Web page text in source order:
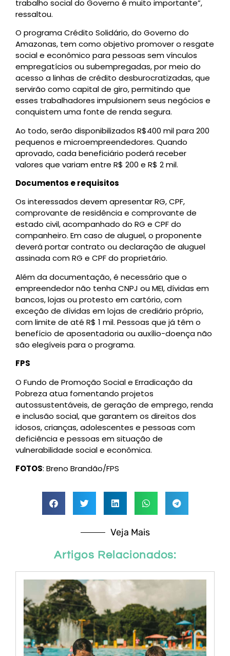
trabalho social do Governo é muito importante”,
ressaltou.
O programa Crédito Solidário, do Governo do
Amazonas, tem como objetivo promover o resgate
social e econômico para pessoas sem vínculos
empregatícios ou subempregadas, por meio do
acesso a linhas de crédito desburocratizadas, que
servirão como capital de giro, permitindo que
esses trabalhadores impulsionem seus negócios e
conquistem uma fonte de renda segura.
Ao todo, serão disponibilizados R$400 mil para 200
pequenos e microempreendedores. Quando
aprovado, cada beneficiário poderá receber
valores que variam entre R$ 200 e R$ 2 mil.
Documentos e requisitos
Os interessados devem apresentar RG, CPF,
comprovante de residência e comprovante de
estado civil, acompanhado do RG e CPF do
companheiro. Em caso de aluguel, o proponente
deverá portar contrato ou declaração de aluguel
assinada com RG e CPF do proprietário.
Além da documentação, é necessário que o
empreendedor não tenha CNPJ ou MEI, dívidas em
bancos, lojas ou protesto em cartório, com
exceção de dívidas em lojas de crediário próprio,
com limite de até R$ 1 mil. Pessoas que já têm o
benefício de aposentadoria ou auxílio-doença não
são elegíveis para o programa.
FPS
O Fundo de Promoção Social e Erradicação da
Pobreza atua fomentando projetos
autossustentáveis, de geração de emprego, renda
e inclusão social, que garantem os direitos dos
idosos, crianças, adolescentes e pessoas com
deficiência e pessoas em situação de
vulnerabilidade social e econômica.
FOTOS: Breno Brandão/FPS
Veja Mais
Artigos Relacionados: